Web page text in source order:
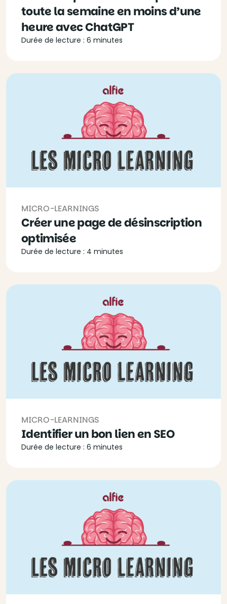
toute la semaine en moins d’une
heure avec ChatGPT
Durée de lecture : 6 minutes
MICRO-LEARNINGS
Créer une page de désinscription
optimisée
Durée de lecture : 4 minutes
MICRO-LEARNINGS
Identifier un bon lien en SEO
Durée de lecture : 6 minutes